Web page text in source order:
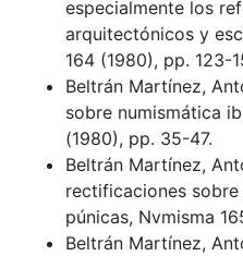
especialmente los
arquitectónicos y
164 (1980), pp. 123-
Beltrán Martínez,
sobre numismática
(1980), pp. 35-47.
Beltrán Martínez,
rectificaciones
púnicas, Nvmisma
Beltrán Martínez,